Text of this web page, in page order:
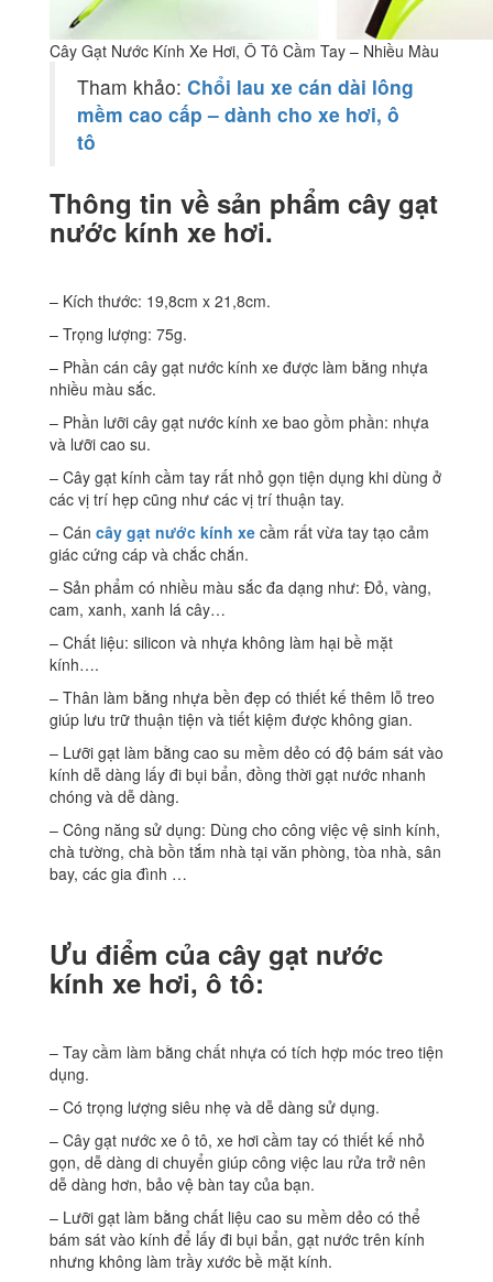
Cây Gạt Nước Kính Xe Hơi, Ô Tô Cầm Tay – Nhiều Màu
Tham khảo: Chổi lau xe cán dài lông
mềm cao cấp – dành cho xe hơi, ô
tô
Thông tin về sản phẩm cây gạt
nước kính xe hơi.
– Kích thước: 19,8cm x 21,8cm.
– Trọng lượng: 75g.
– Phần cán cây gạt nước kính xe được làm bằng nhựa
nhiều màu sắc.
– Phần lưỡi cây gạt nước kính xe bao gồm phần: nhựa
và lưỡi cao su.
– Cây gạt kính cầm tay rất nhỏ gọn tiện dụng khi dùng ở
các vị trí hẹp cũng như các vị trí thuận tay.
– Cán cây gạt nước kính xe cầm rất vừa tay tạo cảm
giác cứng cáp và chắc chắn.
– Sản phẩm có nhiều màu sắc đa dạng như: Đỏ, vàng,
cam, xanh, xanh lá cây…
– Chất liệu: silicon và nhựa không làm hại bề mặt
kính….
– Thân làm bằng nhựa bền đẹp có thiết kế thêm lỗ treo
giúp lưu trữ thuận tiện và tiết kiệm được không gian.
– Lưỡi gạt làm bằng cao su mềm dẻo có độ bám sát vào
kính dễ dàng lấy đi bụi bẩn, đồng thời gạt nước nhanh
chóng và dễ dàng.
– Công năng sử dụng: Dùng cho công việc vệ sinh kính,
chà tường, chà bồn tắm nhà tại văn phòng, tòa nhà, sân
bay, các gia đình …
Ưu điểm của cây gạt nước
kính xe hơi, ô tô:
– Tay cầm làm bằng chất nhựa có tích hợp móc treo tiện
dụng.
– Có trọng lượng siêu nhẹ và dễ dàng sử dụng.
– Cây gạt nước xe ô tô, xe hơi cầm tay có thiết kế nhỏ
gọn, dễ dàng di chuyển giúp công việc lau rửa trở nên
dễ dàng hơn, bảo vệ bàn tay của bạn.
– Lưỡi gạt làm bằng chất liệu cao su mềm dẻo có thể
bám sát vào kính để lấy đi bụi bẩn, gạt nước trên kính
nhưng không làm trầy xước bề mặt kính.